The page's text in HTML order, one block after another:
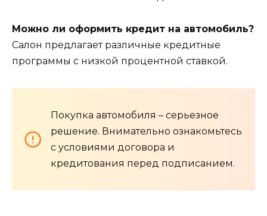
Можно ли оформить кредит на автомобиль?
Салон предлагает различные кредитные
программы с низкой процентной ставкой.
Покупка автомобиля – серьезное
решение. Внимательно ознакомьтесь
с условиями договора и
кредитования перед подписанием.